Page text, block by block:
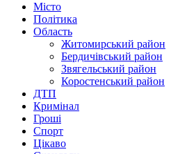
Місто
Політика
Область
Житомирський район
Бердичівський район
Звягельський район
Коростенський район
ДТП
Кримінал
Гроші
Спорт
Цікаво